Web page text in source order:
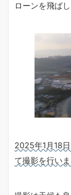
ローンを飛ば
2025年1月18
て撮影を行いま